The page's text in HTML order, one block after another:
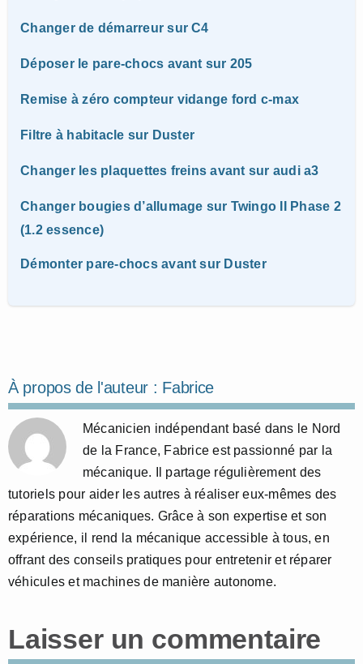
Changer de démarreur sur C4
Déposer le pare-chocs avant sur 205
Remise à zéro compteur vidange ford c-max
Filtre à habitacle sur Duster
Changer les plaquettes freins avant sur audi a3
Changer bougies d’allumage sur Twingo II Phase 2
(1.2 essence)
Démonter pare-chocs avant sur Duster
À propos de l'auteur : Fabrice
Mécanicien indépendant basé dans le Nord
de la France, Fabrice est passionné par la
mécanique. Il partage régulièrement des
tutoriels pour aider les autres à réaliser eux-mêmes des
réparations mécaniques. Grâce à son expertise et son
expérience, il rend la mécanique accessible à tous, en
offrant des conseils pratiques pour entretenir et réparer
véhicules et machines de manière autonome.
Laisser un commentaire